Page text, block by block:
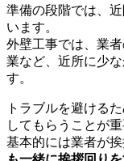
準備の段階では、
います。
外壁工事では、業
業など、近所に少
す。
トラブルを避ける
してもらうことが重
基本的には業者が挨